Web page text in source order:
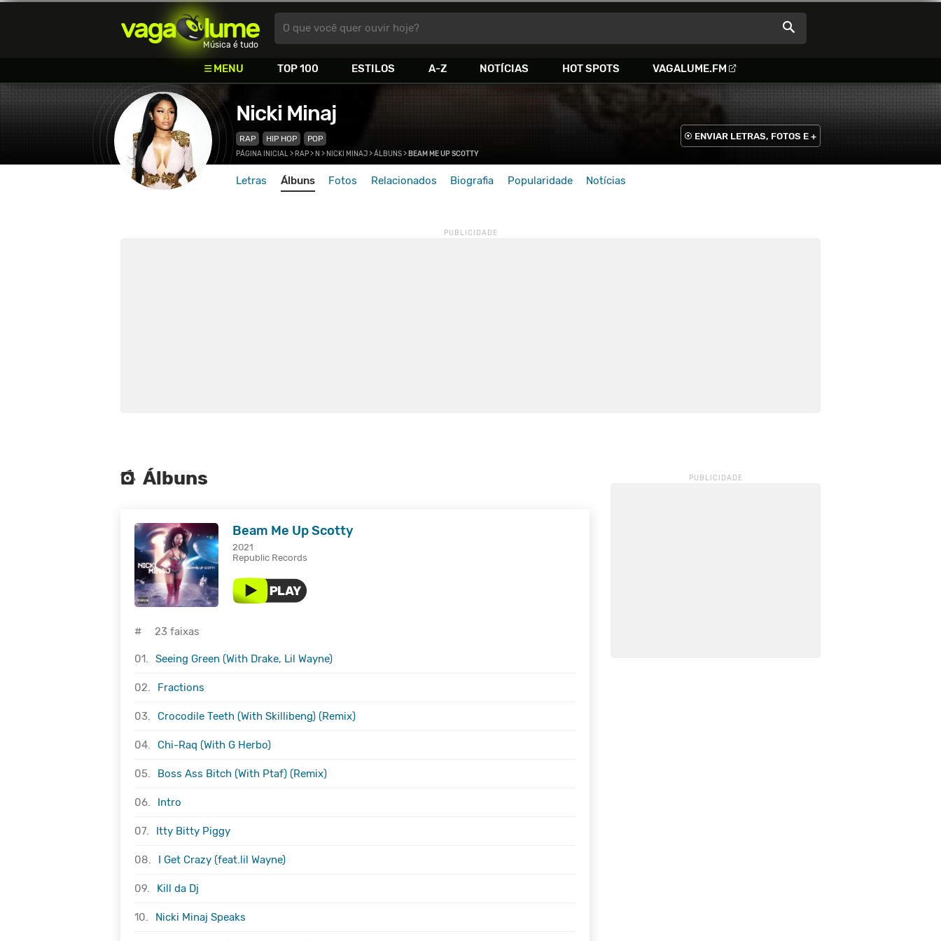
Vagalume
Música é tudo
MENU TOP 100 ESTILOS A-Z NOTÍCIAS HOT SPOTS VAGALUME.FM
O que você quer ouvir hoje?
Nicki Minaj
RAP HIP HOP POP ENVIAR LETRAS, FOTOS E +
Letras Álbuns Fotos Relacionados Biografia Popularidade Notícias
PÁGINA INICIAL> RAP> N > NICKI MINAJ>ÁLBUNS> BEAM ME UP SCOTTY
Álbuns
Beam Me Up Scotty
2021
Republic Records
# 23 faixas
01. Seeing Green (With Drake, Lil Wayne)
02. Fractions
03. Crocodile Teeth (With Skillibeng) (Remix)
04. Chi-Raq (With G Herbo)
05. Boss Ass Bitch (With Ptaf) (Remix)
06. Intro
07. Itty Bitty Piggy
08. I Get Crazy (feat.lil Wayne)
09. Kill da Dj
10. Nicki Minaj Speaks